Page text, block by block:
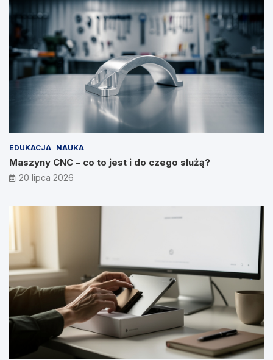
EDUKACJA NAUKA
Maszyny CNC – co to jest i do czego służą?
20 lipca 2026